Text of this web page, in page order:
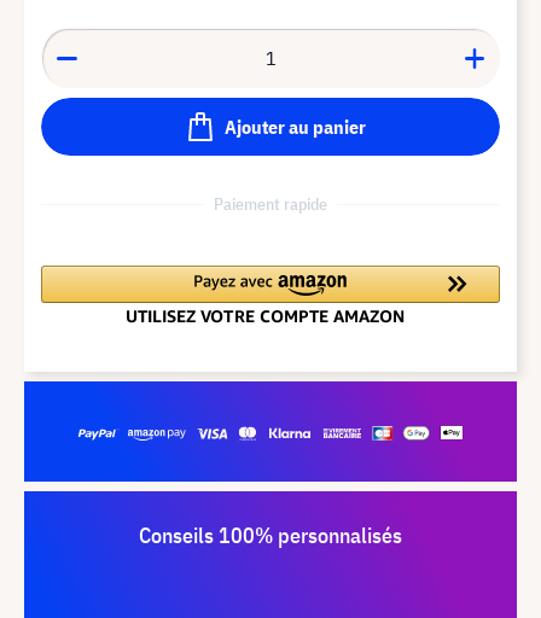
Ajouter au panier
Paiement rapide
Conseils 100% personnalisés